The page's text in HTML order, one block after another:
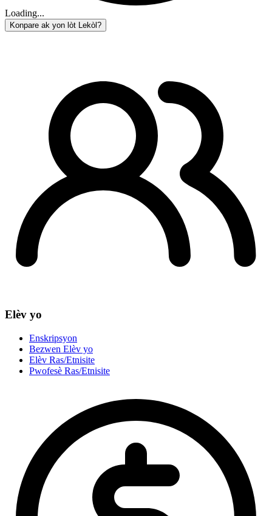
Loading...
Konpare ak yon lòt Lekòl?
Elèv yo
Enskripsyon
Bezwen Elèv yo
Elèv Ras/Etnisite
Pwofesè Ras/Etnisite